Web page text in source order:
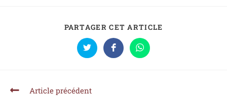
PARTAGER CET ARTICLE
Article précédent